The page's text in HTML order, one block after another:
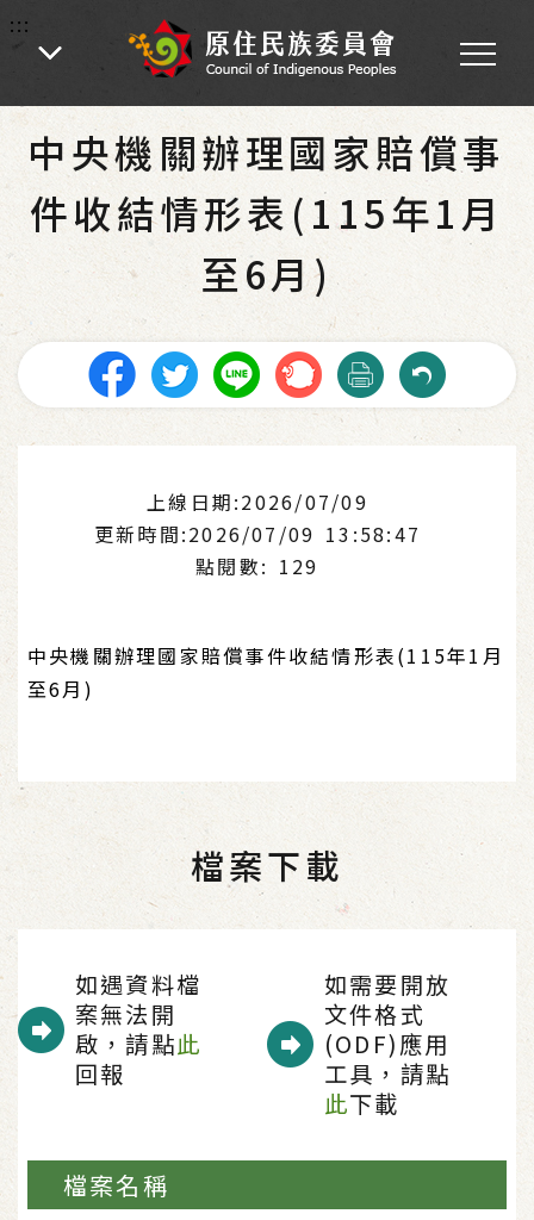
:::
:::
首頁 業務專區
中央機關辦理國家賠償事
件收結情形表(115年1月
至6月)
上線日期:2026/07/09
更新時間:2026/07/09 13:58:47
點閱數: 129
中央機關辦理國家賠償事件收結情形表(115年1月
至6月)
檔案下載
如遇資料檔
案無法開
啟，請點此
回報
如需要開放
文件格式
(ODF)應用
工具，請點
此下載
檔案名稱